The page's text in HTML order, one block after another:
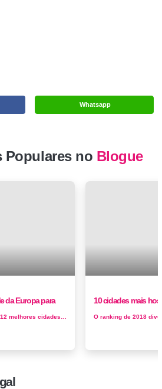
Whatsapp
Populares no Blogue
da Europa para
10 cidades mais